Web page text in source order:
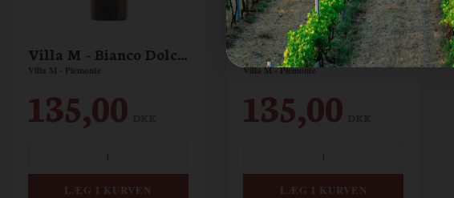
Villa M - Bianco Dolce - Moscato
Villa M - Piemonte
135,00
Villa M - Rosso - Brachetto
Villa M - Piemonte
135,00